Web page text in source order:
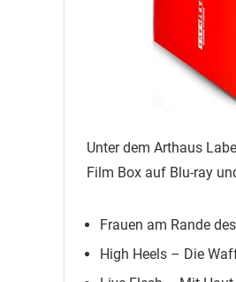
Unter dem Arthaus
Film Box auf Blu-ray
Frauen am Rande
High Heels – Die